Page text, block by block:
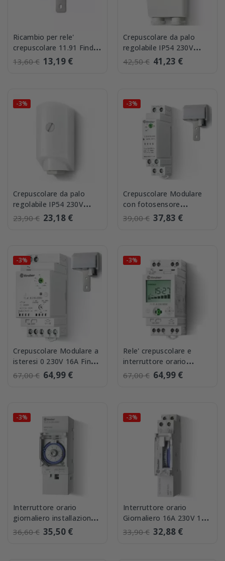
Ricambio per rele'
crepuscolare 11.91 Finder
01102
13,60 € 13,19 €
Crepuscolare da palo
regolabile IP54 230V
Finder 104182300000
42,50 € 41,23 €
-3%
Crepuscolare da palo
regolabile IP54 230V
contatto da 12A Finder
105182300000
23,90 € 23,18 €
-3%
Crepuscolare Modulare
con fotosensore
separato 230V 16A Finder
113182300000
39,00 € 37,83 €
-3%
Crepuscolare Modulare a
isteresi 0 230V 16A Finder
114182300000
67,00 € 64,99 €
-3%
Rele' crepuscolare e
interruttore orario
integrato Finder
119182300000
67,00 € 64,99 €
-3%
Interruttore orario
giornaliero installazione
Guida Din Finder
120182300000
36,60 € 35,50 €
-3%
Interruttore orario
Giornaliero 16A 230V 1
Modulo Din Finder
121182300000
33,90 € 32,88 €